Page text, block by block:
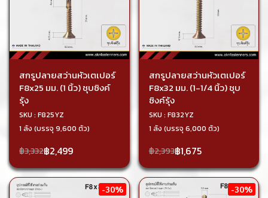
สกรูปลายสว่านหัวเตเปอร์
F8x25 มม. (1 นิ้ว) ชุบซิงค์
รุ้ง
SKU : F825YZ
1 ลัง (บรรจุ 9,600 ตัว)
฿3,332฿2,499
สกรูปลายสว่านหัวเตเปอร์
F8x32 มม. (1-1/4 นิ้ว) ชุบ
ซิงค์รุ้ง
SKU : F832YZ
1 ลัง (บรรจุ 6,000 ตัว)
฿2,393฿1,675
-30% -30%